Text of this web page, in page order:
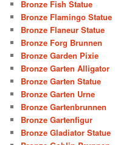
Bronze Fish Statue
Bronze Flamingo Statue
Bronze Flaneur Statue
Bronze Forg Brunnen
Bronze Garden Pixie
Bronze Garten Alligator
Bronze Garten Statue
Bronze Garten Urne
Bronze Gartenbrunnen
Bronze Gartenfigur
Bronze Gladiator Statue